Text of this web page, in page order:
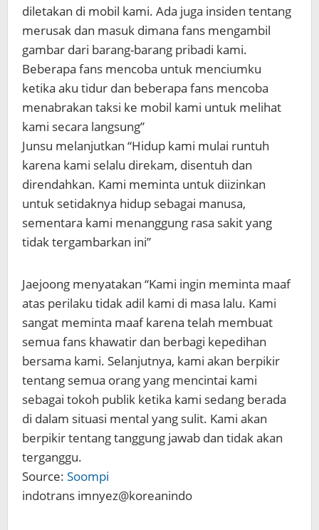
diletakan di mobil kami. Ada juga insiden tentang
merusak dan masuk dimana fans mengambil
gambar dari barang-barang pribadi kami.
Beberapa fans mencoba untuk menciumku
ketika aku tidur dan beberapa fans mencoba
menabrakan taksi ke mobil kami untuk melihat
kami secara langsung”
Junsu melanjutkan “Hidup kami mulai runtuh
karena kami selalu direkam, disentuh dan
direndahkan. Kami meminta untuk diizinkan
untuk setidaknya hidup sebagai manusa,
sementara kami menanggung rasa sakit yang
tidak tergambarkan ini”
Jaejoong menyatakan “Kami ingin meminta maaf
atas perilaku tidak adil kami di masa lalu. Kami
sangat meminta maaf karena telah membuat
semua fans khawatir dan berbagi kepedihan
bersama kami. Selanjutnya, kami akan berpikir
tentang semua orang yang mencintai kami
sebagai tokoh publik ketika kami sedang berada
di dalam situasi mental yang sulit. Kami akan
berpikir tentang tanggung jawab dan tidak akan
terganggu.
Source: Soompi
indotrans imnyez@koreanindo